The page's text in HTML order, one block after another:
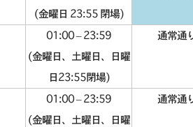
(金曜日 23:55 閉場)
01:00 – 23:59
(金曜日、土曜日、日曜
日23:55閉場)
通常通
01:00 – 23:59
(金曜日、土曜日、日曜
通常通